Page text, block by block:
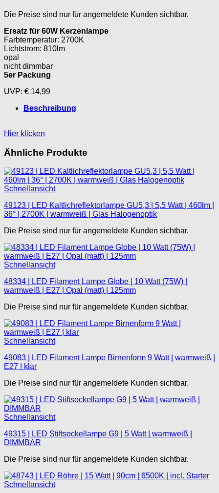
Die Preise sind nur für angemeldete Kunden sichtbar.
Ersatz für 60W Kerzenlampe
Farbtemperatur: 2700K
Lichtstrom: 810lm
opal
nicht dimmbar
5er Packung
UVP: € 14,99
Beschreibung
Hier klicken
Ähnliche Produkte
Schnellansicht
49123 | LED Kaltlichreflektorlampe GU5,3 | 5,5 Watt | 460lm |
36° | 2700K | warmweiß | Glas Halogenoptik
Die Preise sind nur für angemeldete Kunden sichtbar.
Schnellansicht
48334 | LED Filament Lampe Globe | 10 Watt (75W) |
warmweiß | E27 | Opal (matt) | 125mm
Die Preise sind nur für angemeldete Kunden sichtbar.
Schnellansicht
49083 | LED Filament Lampe Birnenform 9 Watt | warmweiß |
E27 | klar
Die Preise sind nur für angemeldete Kunden sichtbar.
Schnellansicht
49315 | LED Stiftsockellampe G9 | 5 Watt | warmweiß |
DIMMBAR
Die Preise sind nur für angemeldete Kunden sichtbar.
Schnellansicht